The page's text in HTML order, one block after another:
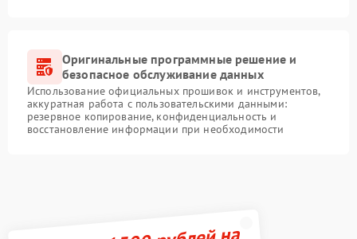
Оригинальные программные решение и
безопасное обслуживание данных
Использование официальных прошивок и инструментов,
аккуратная работа с пользовательскими данными:
резервное копирование, конфиденциальность и
восстановление информации при необходимости